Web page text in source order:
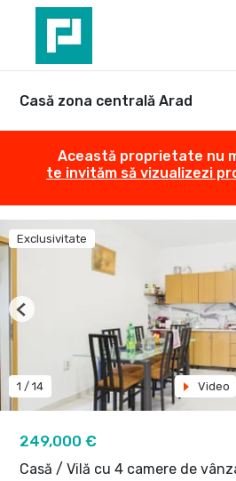
Casă zona centrală Arad
Această proprietate nu
te invităm să vizualizezi
249,000 €
Casă / Vilă cu 4 camere de
Exclusivitate
1 / 14 Video
Previous